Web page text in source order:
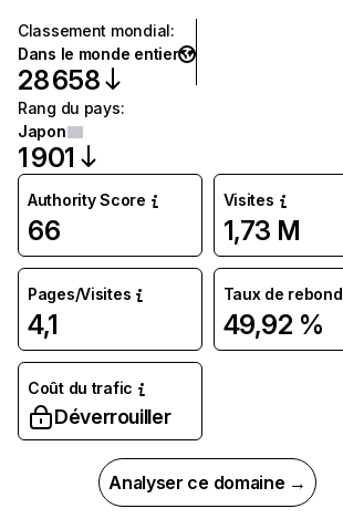
Classement mondial:
Dans le monde entier
28 658
Rang du pays:
Japon
1 901
Authority Score
66
Visites
1,73 M
Pages/Visites
4,1
Taux de rebond
49,92 %
Coût du trafic
Déverrouiller
Analyser ce domaine →